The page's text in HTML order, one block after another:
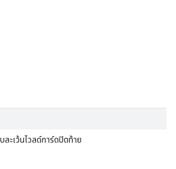
ละเว้นไวลด์การ์ดปิดท้าย